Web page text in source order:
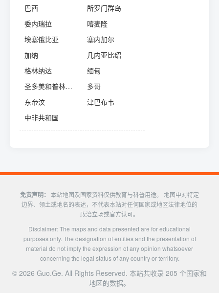
巴西
所罗门群岛
委内瑞拉
喀麦隆
埃塞俄比亚
塞内加尔
加纳
几内亚比绍
格林纳达
缅甸
圣多美和普林西比
多哥
东帝汶
津巴布韦
中非共和国
免责声明： 本站地图及国家资料仅供教育与科普用途。 地图中对特定
边界、领土或地名的表述，不代表本站对任何国家或地区法律地位的
政治立场或官方认可。
Disclaimer: The maps and data presented are for educational
purposes only. The designation of entities and the presentation of
material do not imply the expression of any opinion whatsoever
concerning the legal status of any country or territory.
© 2026 Guo.Ge. All Rights Reserved. 本站共收录 205 个国家和
地区的数据。